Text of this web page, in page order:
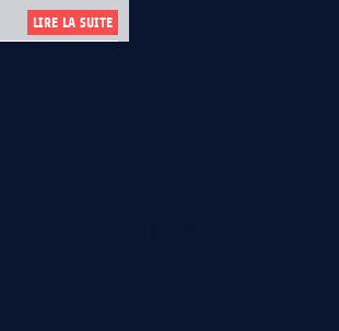
LIRE LA SUITE